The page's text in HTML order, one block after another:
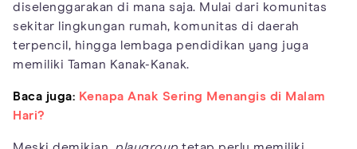
diselenggarakan di mana saja. Mulai dari komunitas
sekitar lingkungan rumah, komunitas di daerah
terpencil, hingga lembaga pendidikan yang juga
memiliki Taman Kanak-Kanak.
Baca juga: Kenapa Anak Sering Menangis di Malam
Hari?